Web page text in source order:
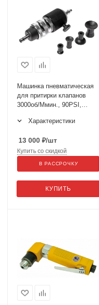
Машинка пневматическая
для притирки клапанов
3000об/Ммин., 90PSI,
35мм) JTC-5716A
Характеристики
13 000 ₽/шт
КУПИТЬ
Купить со скидкой
В РАССРОЧКУ